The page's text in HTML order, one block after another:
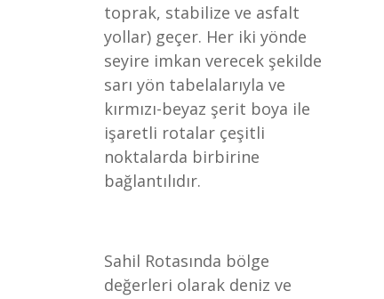
toprak, stabilize ve asfalt
yollar) geçer. Her iki yönde
seyire imkan verecek şekilde
sarı yön tabelalarıyla ve
kırmızı-beyaz şerit boya ile
işaretli rotalar çeşitli
noktalarda birbirine
bağlantılıdır.
Sahil Rotasında bölge
değerleri olarak deniz ve